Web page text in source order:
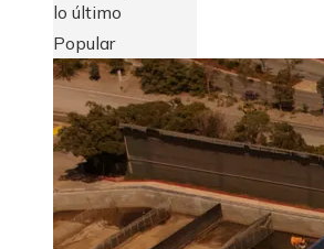
lo último
Popular